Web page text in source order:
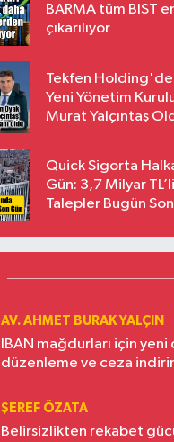
BARMA tüm BIST
çıkarılıyor
Tekfen Holding'de
Yeni Yönetim
Murat Yalçıntaş
Quick Sigorta
Gün: 3,7 Milyar
Talepler Bugün
AV. AHMET BURAK YALÇIN
IBAN mağdurları için yeni
düzenleme ve ceza
ŞEREF ÖZATA
Belirsizlikten rekabet